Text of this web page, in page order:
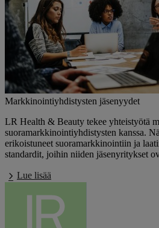
Markkinointiyhdistysten jäsenyydet
LR Health & Beauty tekee yhteistyötä
suoramarkkinointiyhdistysten kanssa.
erikoistuneet suoramarkkinointiin ja
standardit, joihin niiden jäsenyritykset
Lue lisää